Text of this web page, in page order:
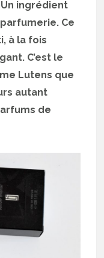
ingrédient
Ce
à la fois
C’est le
Lutens que
autant
de